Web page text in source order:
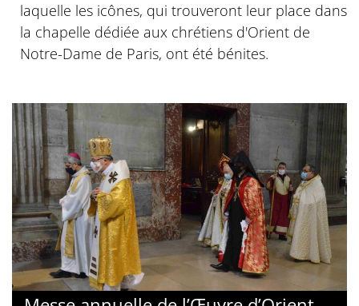
laquelle les icônes, qui trouveront leur place dans
la chapelle dédiée aux chrétiens d'Orient de
Notre-Dame de Paris, ont été bénites.